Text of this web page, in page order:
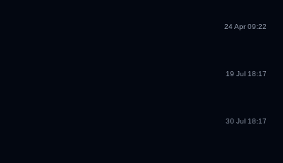
24 Apr 09:22
19 Jul 18:17
30 Jul 18:17